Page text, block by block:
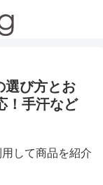
選び方とお
！手汗など
して商品を紹介